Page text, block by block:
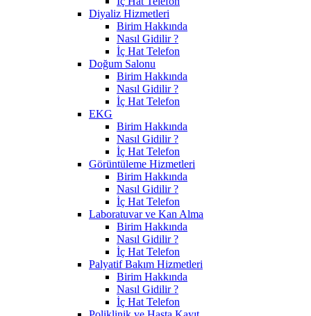
Diyaliz Hizmetleri
Birim Hakkında
Nasıl Gidilir ?
İç Hat Telefon
Doğum Salonu
Birim Hakkında
Nasıl Gidilir ?
İç Hat Telefon
EKG
Birim Hakkında
Nasıl Gidilir ?
İç Hat Telefon
Görüntüleme Hizmetleri
Birim Hakkında
Nasıl Gidilir ?
İç Hat Telefon
Laboratuvar ve Kan Alma
Birim Hakkında
Nasıl Gidilir ?
İç Hat Telefon
Palyatif Bakım Hizmetleri
Birim Hakkında
Nasıl Gidilir ?
İç Hat Telefon